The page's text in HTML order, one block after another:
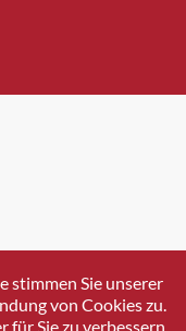
stimmen Sie unserer
von Cookies zu.
für Sie zu verbessern.